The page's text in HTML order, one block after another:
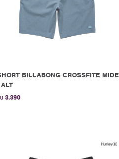
BILLABONG CROSSFITE MIDE
3.390